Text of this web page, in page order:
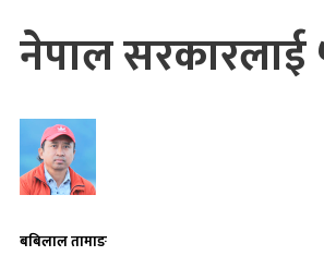
नेपाल सरकारलाई
बबिलाल तामाङ